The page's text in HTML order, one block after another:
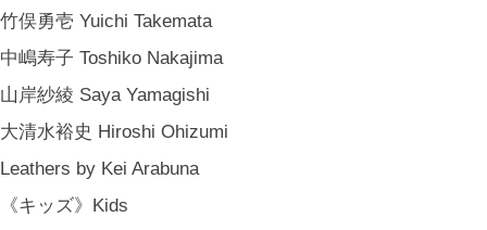
竹俣勇壱 Yuichi Takemata
中嶋寿子 Toshiko Nakajima
山岸紗綾 Saya Yamagishi
大清水裕史 Hiroshi Ohizumi
Leathers by Kei Arabuna
《キッズ》Kids